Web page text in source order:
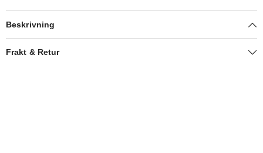
Beskrivning
Frakt & Retur